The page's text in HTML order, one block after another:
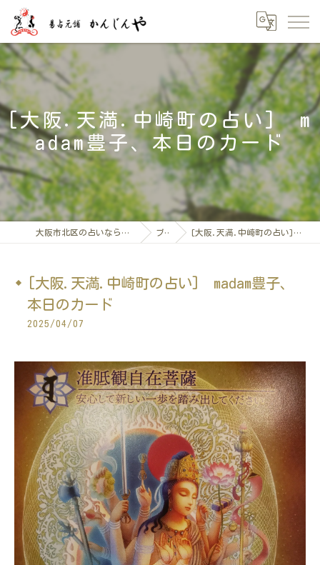
[大阪.天満.中崎町の占い] m
adam豊子、本日のカード
大阪市北区の占いなら「易占元舖かんじんや」 ブログ [大阪.天満.中崎町の占い] madam豊子、本日のカード
[大阪.天満.中崎町の占い] madam豊子、
本日のカード
2025/04/07